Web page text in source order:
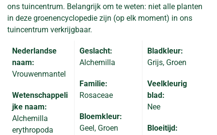
ons tuincentrum. Belangrijk om te weten: niet alle planten
in deze groenencyclopedie zijn (op elk moment) in ons
tuincentrum verkrijgbaar.
Nederlandse
naam:
Vrouwenmantel
Wetenschappeli
jke naam:
Alchemilla
erythropoda
Geslacht:
Alchemilla
Familie:
Rosaceae
Bloemkleur:
Geel, Groen
Bladkleur:
Grijs, Groen
Veelkleurig
blad:
Nee
Bloeitijd: